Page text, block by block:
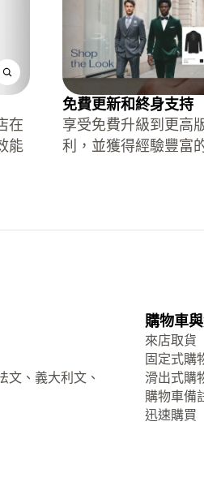
在
能
免費更新和終身支持
享受免費升級到更高
利，並獲得經驗豐富
文、義大利文、
購物車
來店取貨
固定式購
滑出式購
購物車備
迅速購買